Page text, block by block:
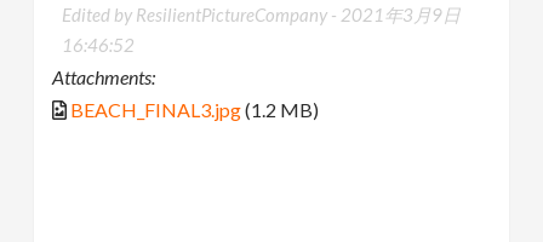
Edited by ResilientPictureCompany - 2021年3月9日
16:46:52
Attachments:
BEACH_FINAL3.jpg(1.2 MB)